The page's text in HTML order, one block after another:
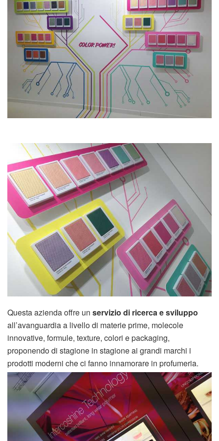
Questa azienda offre un servizio di ricerca e sviluppo
all’avanguardia a livello di materie prime, molecole
innovative, formule, texture, colori e packaging,
proponendo di stagione in stagione ai grandi marchi i
prodotti moderni che ci fanno innamorare in profumeria.